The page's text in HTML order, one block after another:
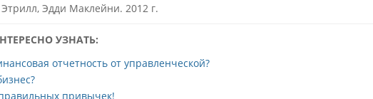
Эдди Маклейни. 2012 г.
УЗНАТЬ:
отчетность от управленческой?
привычек!